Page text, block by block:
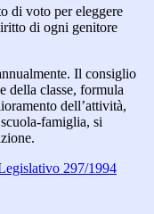
di voto per eleggere
di ogni genitore
Il consiglio
della classe, formula
dell’attività,
famiglia, si
297/1994